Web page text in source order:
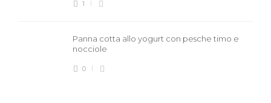
1
Panna cotta allo yogurt con pesche timo e
nocciole
0